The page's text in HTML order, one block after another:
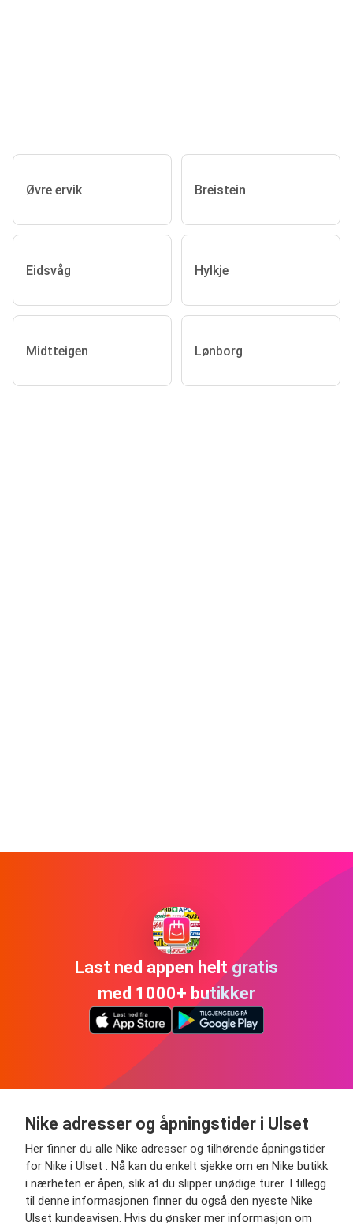
Øvre ervik Breistein
Eidsvåg Hylkje
Midtteigen Lønborg
Last ned appen helt gratis
med 1000+ butikker
Nike adresser og åpningstider i Ulset
Her finner du alle Nike adresser og tilhørende åpningstider
for Nike i Ulset . Nå kan du enkelt sjekke om en Nike butikk
i nærheten er åpen, slik at du slipper unødige turer. I tillegg
til denne informasjonen finner du også den nyeste Nike
Ulset kundeavisen. Hvis du ønsker mer informasjon om